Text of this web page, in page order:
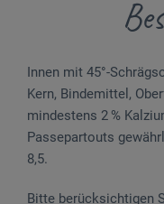
Innen mit 45°-
Kern, Bindemittel,
mindestens 2 %
Passepartouts
8,5.
Bitte berücksichtigen